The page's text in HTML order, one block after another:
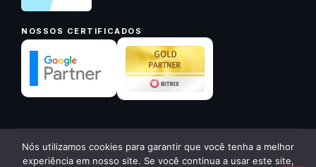
NOSSOS CERTIFICADOS
© 2026 23A Digital · Todos os direitos reservados ·23a.com.br
Quer receber um diagnóstico
✕
Nós utilizamos cookies para garantir que você tenha a melhor
experiência em nosso site. Se você continua a usar este site,